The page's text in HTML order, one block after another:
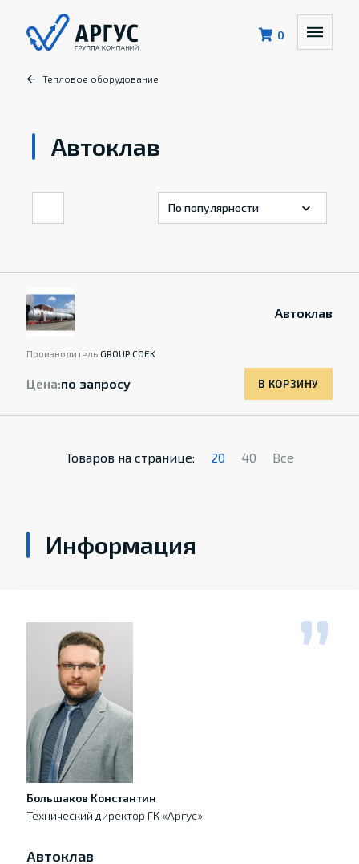
0
Тепловое оборудование
Автоклав
Автоклав
Производитель:GROUP COEK
Цена:по запросу В КОРЗИНУ
Товаров на странице: 20 40 Все
Информация
Большаков Константин
Технический директор ГК «Аргус»
Автоклав